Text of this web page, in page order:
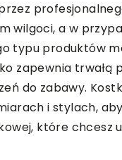
wilgoci, a w
typu produktów
zapewnia trwałą
do zabawy.
i stylach,
które chcesz